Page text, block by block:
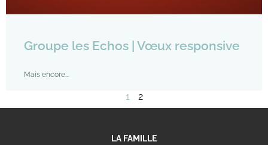
Groupe les Echos | Vœux responsive
Mais encore...
1 2
LA FAMILLE